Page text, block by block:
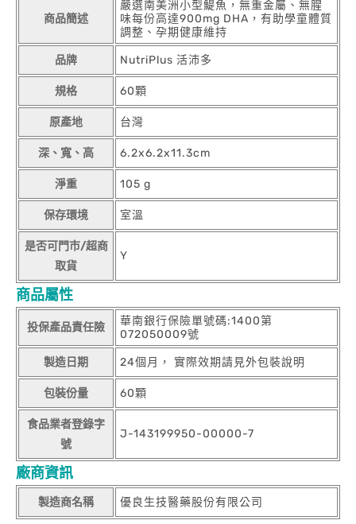
商品簡述
嚴選南美洲小型鯷魚，無重金屬、無腥
味每份高達900mg DHA，有助學童體質
調整、孕期健康維持
品牌 NutriPlus 活沛多
規格 60顆
原產地 台灣
深、寬、高 6.2x6.2x11.3cm
淨重 105 g
保存環境 室溫
是否可門市/超商
取貨
Y
商品屬性
投保產品責任險
華南銀行保險單號碼:1400第
072050009號
製造日期 24個月， 實際效期請見外包裝說明
包裝份量 60顆
食品業者登錄字
號
J-143199950-00000-7
廠商資訊
製造商名稱 優良生技醫藥股份有限公司